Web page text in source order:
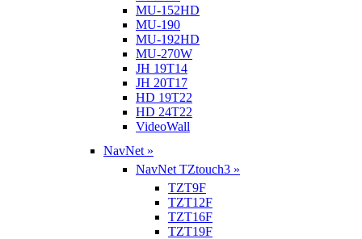
MU-152HD
MU-190
MU-192HD
MU-270W
JH 19T14
JH 20T17
HD 19T22
HD 24T22
VideoWall
NavNet »
NavNet TZtouch3 »
TZT9F
TZT12F
TZT16F
TZT19F